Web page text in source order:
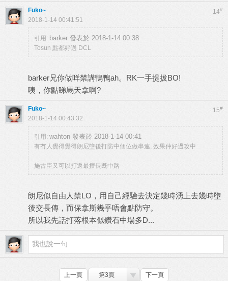
14#
Fuko~
2018-1-14 00:41:51
引用: barker 發表於 2018-1-14 00:38
Tosun 點都好過 DCL
barker兄你做咩禁講鴨鴨ah。RK一手提拔BO!
咦，你點睇馬天拿啊?
15#
Fuko~
2018-1-14 00:43:32
引用: wahton 發表於 2018-1-14 00:41
有冇人覺得覺得朗尼墮後打防中個位做串連, 效果仲好過攻中
施古臣又可以打返最擅長既中路
朗尼似自由人禁LO，用自己經驗去決定幾時湧上去幾時墮
後交長傳，而保拿斯幾乎唔會點防守。
所以我先話打落根本似鑽石中場多D...
上一頁 第3頁 下一頁